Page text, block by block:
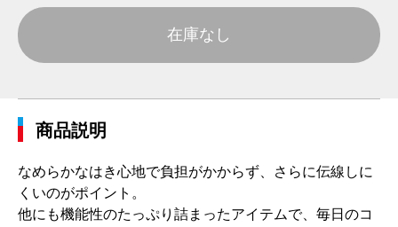
在庫なし
商品説明
なめらかなはき心地で負担がかからず、さらに伝線しに
くいのがポイント。
他にも機能性のたっぷり詰まったアイテムで、毎日のコ